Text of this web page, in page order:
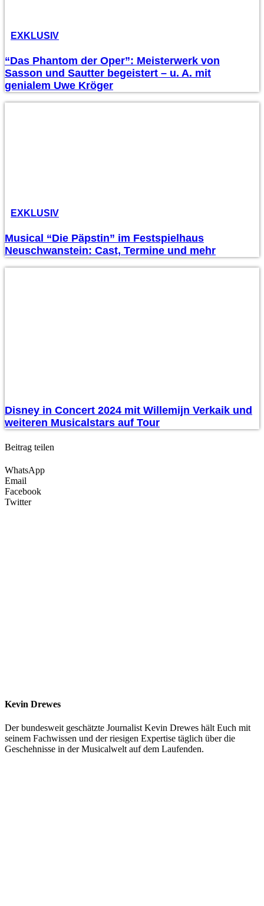
EXKLUSIV
“Das Phantom der Oper”: Meisterwerk von
Sasson und Sautter begeistert – u. A. mit
genialem Uwe Kröger
EXKLUSIV
Musical “Die Päpstin” im Festspielhaus
Neuschwanstein: Cast, Termine und mehr
Disney in Concert 2024 mit Willemijn Verkaik und
weiteren Musicalstars auf Tour
Beitrag teilen
WhatsApp
Email
Facebook
Twitter
Kevin Drewes
Der bundesweit geschätzte Journalist Kevin Drewes hält Euch mit
seinem Fachwissen und der riesigen Expertise täglich über die
Geschehnisse in der Musicalwelt auf dem Laufenden.